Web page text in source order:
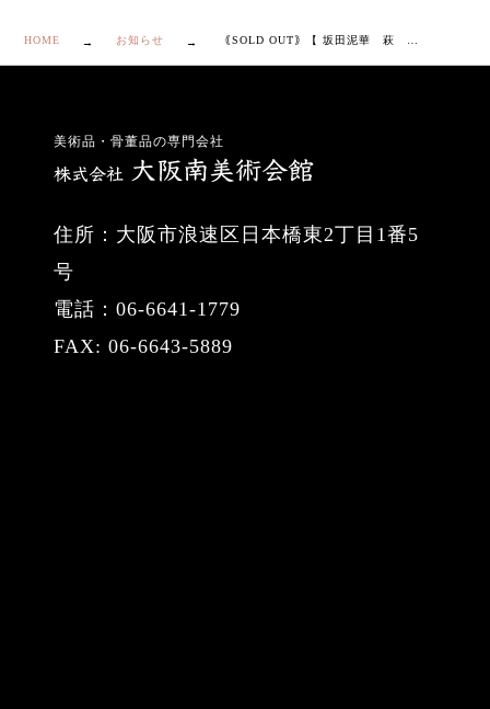
HOME お知らせ
美術品・骨董品の専門会社
住所：大阪市浪速区日本橋東2丁目1番5
号
電話：06-6641-1779
FAX: 06-6643-5889